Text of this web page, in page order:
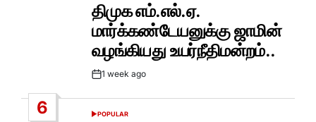
திமுக எம்.எல்.ஏ.
மார்க்கண்டேயனுக்கு ஜாமின்
வழங்கியது உயர்நீதிமன்றம்..
Post1 week ago
6
POSTED
POPULAR